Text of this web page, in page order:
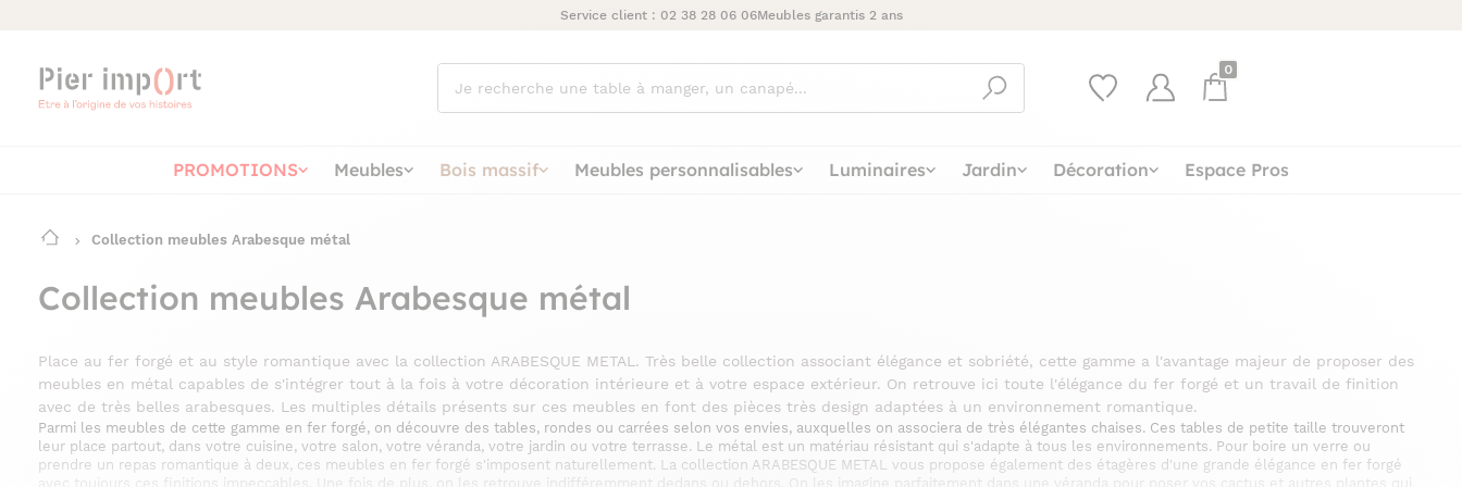
Service client : 02 38 28 06 06Meubles garantis 2 ans
cherchez
vous ?
0
PROMOTIONS Meubles Bois massif Meubles personnalisables Luminaires Jardin Décoration Espace Pros
Collection meubles Arabesque métal
Collection meubles Arabesque métal
Place au fer forgé et au style romantique avec la collection ARABESQUE METAL. Très belle collection associant élégance et sobriété, cette gamme a l'avantage majeur de proposer des
meubles en métal capables de s'intégrer tout à la fois à votre décoration intérieure et à votre espace extérieur. On retrouve ici toute l'élégance du fer forgé et un travail de finition
avec de très belles arabesques. Les multiples détails présents sur ces meubles en font des pièces très design adaptées à un environnement romantique.
Parmi les meubles de cette gamme en fer forgé, on découvre des tables, rondes ou carrées selon vos envies, auxquelles on associera de très élégantes chaises. Ces tables de petite taille trouveront
leur place partout, dans votre cuisine, votre salon, votre véranda, votre jardin ou votre terrasse. Le métal est un matériau résistant qui s'adapte à tous les environnements. Pour boire un verre ou
prendre un repas romantique à deux, ces meubles en fer forgé s'imposent naturellement. La collection ARABESQUE METAL vous propose également des étagères d'une grande élégance en fer forgé
avec toujours ces finitions impeccables. Une fois de plus, on les retrouve indifféremment dedans ou dehors. On les imagine parfaitement dans une véranda pour poser vos cactus et autres plantes qui